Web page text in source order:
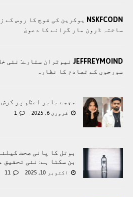
NSKFCODN یوکرین کی فوج کا روس کے
ساختہ ڈرون مار گرانے کا دعویٰ
JEFFREYMOIND نیوٹران ستارے: نئی
سورجوں کے تصادم کا نظارہ
مجھے بابر اعظم پر
فروری 6, 2025 1
بوتل کا پانی صحت
بن سکتا ہے: نئی تحقیق
اکتوبر 10, 2025 11